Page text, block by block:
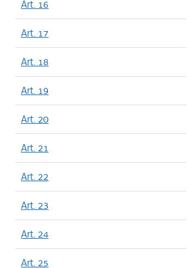
Art. 16
Art. 17
Art. 18
Art. 19
Art. 20
Art. 21
Art. 22
Art. 23
Art. 24
Art. 25